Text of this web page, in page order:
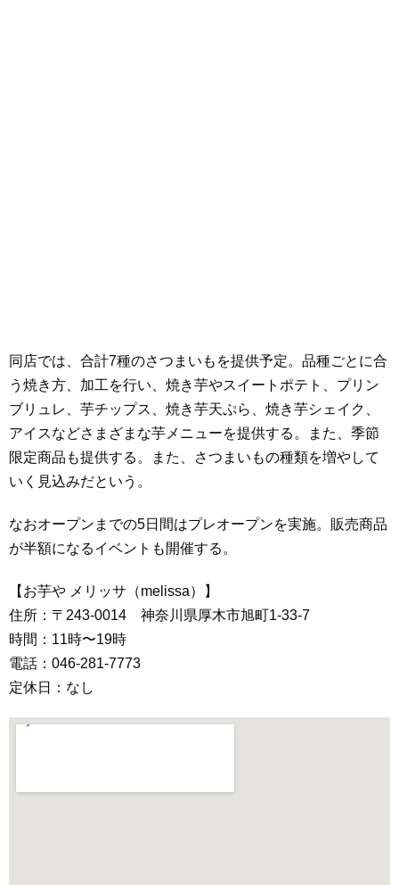
同店では、合計7種のさつまいもを提供予定。品種ごとに合
う焼き方、加工を行い、焼き芋やスイートポテト、プリン
ブリュレ、芋チップス、焼き芋天ぷら、焼き芋シェイク、
アイスなどさまざまな芋メニューを提供する。また、季節
限定商品も提供する。また、さつまいもの種類を増やして
いく見込みだという。
なおオープンまでの5日間はプレオープンを実施。販売商品
が半額になるイベントも開催する。
【お芋や メリッサ（melissa）】
住所：〒243-0014 神奈川県厚木市旭町1-33-7
時間：11時〜19時
電話：046-281-7773
定休日：なし